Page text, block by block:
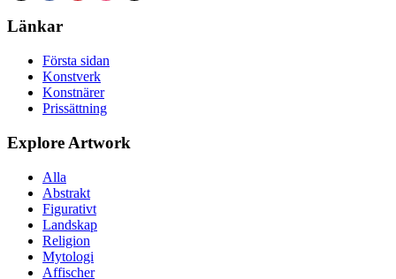
Länkar
Första sidan
Konstverk
Konstnärer
Prissättning
Explore Artwork
Alla
Abstrakt
Figurativt
Landskap
Religion
Mytologi
Affischer